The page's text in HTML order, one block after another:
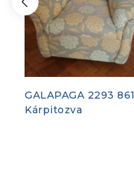
GALAPAGA 2293 861
Kárpitozva